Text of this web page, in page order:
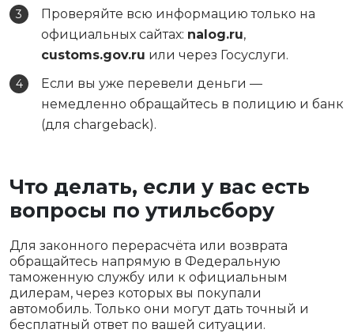
Проверяйте всю информацию только на
официальных сайтах: nalog.ru,
customs.gov.ru или через Госуслуги.
Если вы уже перевели деньги —
немедленно обращайтесь в полицию и банк
(для chargeback).
Что делать, если у вас есть
вопросы по утильсбору
Для законного перерасчёта или возврата
обращайтесь напрямую в Федеральную
таможенную службу или к официальным
дилерам, через которых вы покупали
автомобиль. Только они могут дать точный и
бесплатный ответ по вашей ситуации.